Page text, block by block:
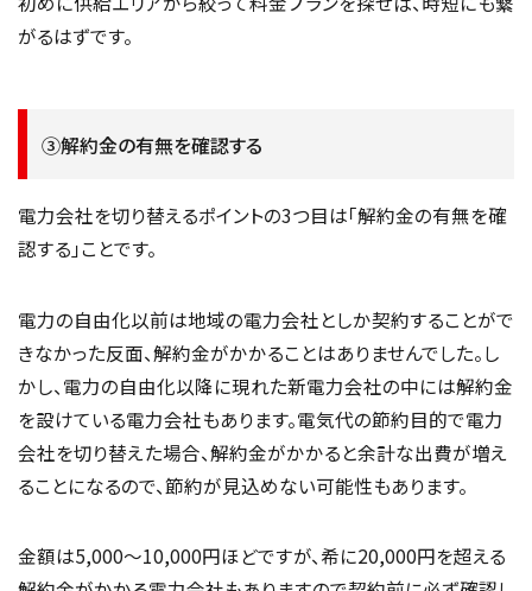
がるはずです。
③解約金の有無を確認する
電力会社を切り替えるポイントの3つ目は「解約金の有無を確
認する」ことです。
電力の自由化以前は地域の電力会社としか契約することがで
きなかった反面、解約金がかかることはありませんでした。し
かし、電力の自由化以降に現れた新電力会社の中には解約金
を設けている電力会社もあります。電気代の節約目的で電力
会社を切り替えた場合、解約金がかかると余計な出費が増え
ることになるので、節約が見込めない可能性もあります。
金額は5,000～10,000円ほどですが、希に20,000円を超える